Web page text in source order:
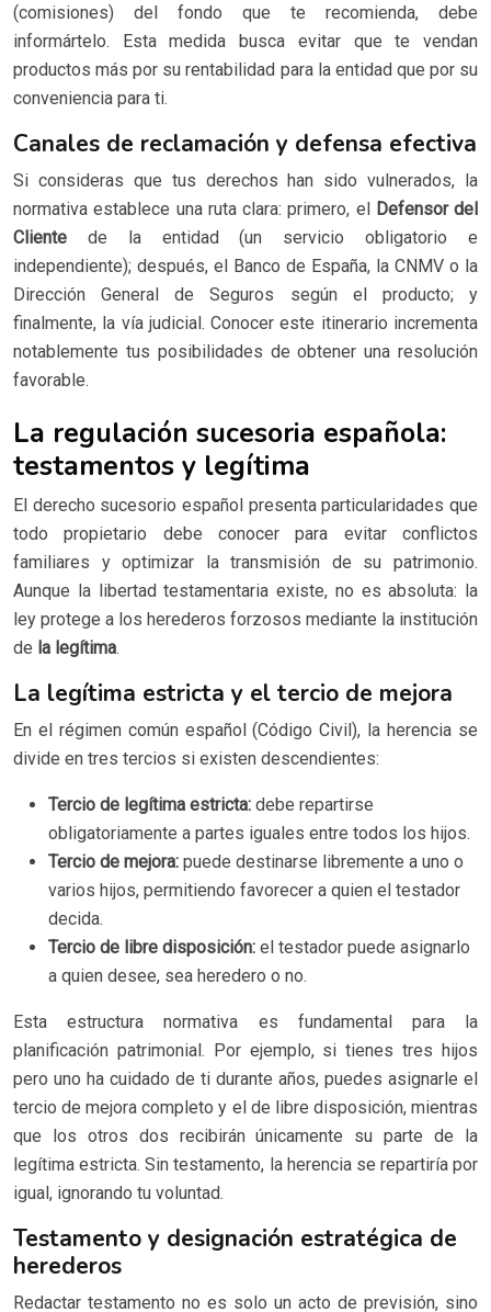
(comisiones) del fondo que te recomienda, debe
informártelo. Esta medida busca evitar que te vendan
productos más por su rentabilidad para la entidad que por su
conveniencia para ti.
Canales de reclamación y defensa efectiva
Si consideras que tus derechos han sido vulnerados, la
normativa establece una ruta clara: primero, el Defensor del
Cliente de la entidad (un servicio obligatorio e
independiente); después, el Banco de España, la CNMV o la
Dirección General de Seguros según el producto; y
finalmente, la vía judicial. Conocer este itinerario incrementa
notablemente tus posibilidades de obtener una resolución
favorable.
La regulación sucesoria española:
testamentos y legítima
El derecho sucesorio español presenta particularidades que
todo propietario debe conocer para evitar conflictos
familiares y optimizar la transmisión de su patrimonio.
Aunque la libertad testamentaria existe, no es absoluta: la
ley protege a los herederos forzosos mediante la institución
de la legítima.
La legítima estricta y el tercio de mejora
En el régimen común español (Código Civil), la herencia se
divide en tres tercios si existen descendientes:
Tercio de legítima estricta: debe repartirse
obligatoriamente a partes iguales entre todos los hijos.
Tercio de mejora: puede destinarse libremente a uno o
varios hijos, permitiendo favorecer a quien el testador
decida.
Tercio de libre disposición: el testador puede asignarlo
a quien desee, sea heredero o no.
Esta estructura normativa es fundamental para la
planificación patrimonial. Por ejemplo, si tienes tres hijos
pero uno ha cuidado de ti durante años, puedes asignarle el
tercio de mejora completo y el de libre disposición, mientras
que los otros dos recibirán únicamente su parte de la
legítima estricta. Sin testamento, la herencia se repartiría por
igual, ignorando tu voluntad.
Testamento y designación estratégica de
herederos
Redactar testamento no es solo un acto de previsión, sino